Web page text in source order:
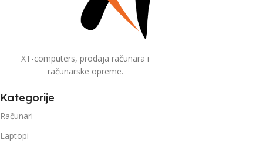
XT-computers, prodaja računara i
računarske opreme.
Kategorije
Računari
Laptopi